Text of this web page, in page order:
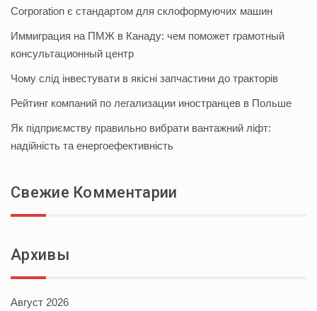
Corporation є стандартом для склоформуючих машин
Иммиграция на ПМЖ в Канаду: чем поможет грамотный
консультационный центр
Чому слід інвестувати в якісні запчастини до тракторів
Рейтинг компаний по легализации иностранцев в Польше
Як підприємству правильно вибрати вантажний ліфт:
надійність та енергоефективність
Свежие Комментарии
Архивы
Август 2026